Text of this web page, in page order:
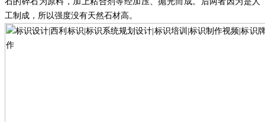
工制成，所以强度没有天然石材高。